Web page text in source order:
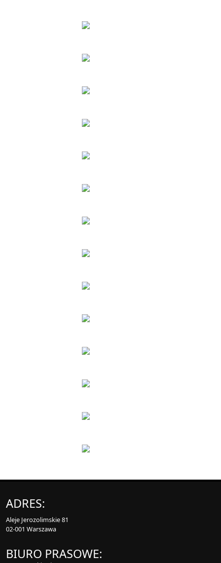
ADRES:
Aleje Jerozolimskie 81
02-001 Warszawa
BIURO PRASOWE: